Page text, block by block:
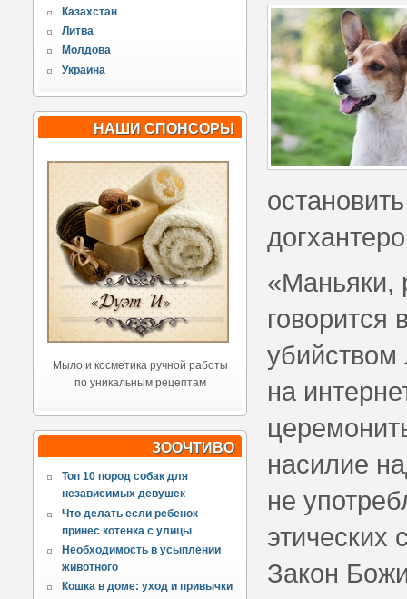
Казахстан
Литва
Молдова
Украина
НАШИ СПОНСОРЫ
Мыло и косметика ручной работы
по уникальным рецептам
ЗООЧТИВО
Топ 10 пород собак для
независимых девушек
Что делать если ребенок
принес котенка с улицы
Необходимость в усыплении
животного
Кошка в доме: уход и привычки
«Маньяки,
говорится
на
насилие
не
этических
Закон